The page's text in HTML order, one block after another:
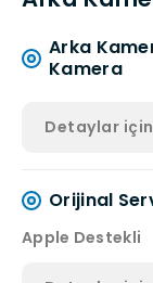
Arka
Kamera
Detaylar için
Orijinal
Apple Destekli